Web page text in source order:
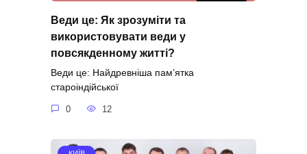
Веди це: Як зрозуміти та
використовувати веди у
повсякденному житті?
Веди це: Найдревніша пам’ятка
староіндійської
0 12